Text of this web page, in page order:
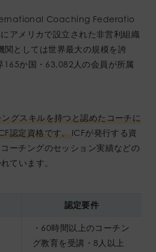
Coaching Federatio
アメリカで設立された非営利組織
関としては世界最大の規模を誇
165か国・63,082人の会員が所属
グスキルを持つと認めたコーチに
認定資格です。
ICFが発行する資
ーチングのセッション実績などの
ています。
認定要件
・60時間以上のコーチン
グ教育を受講・8人以上